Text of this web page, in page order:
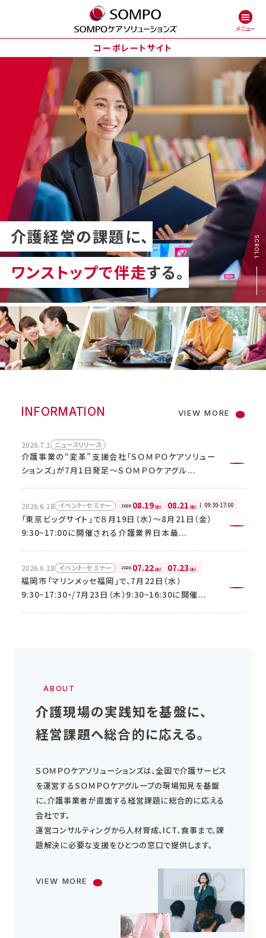
コーポレートサイト
会社情報
事業概要
ソリューション
導入事例
採用情報
受付時間 9:00-18:00（土・日・祝日・年末年始を除
0120-93-6707
メールでのお問い合わせ
介護経営の課題に、
ワンストップで伴走する。
SCROLL
INFORMATION VIEW MORE
2026.7.1 ニュースリリース
介護事業の“変革”支援会社「ＳＯＭＰＯケアソリュー
ションズ」が7月1日発足～ＳＯＭＰＯケアグル...
2026.6.18 イベント・セミナー 2026 08.19（水） 08.21 （金） 09:30-17:00
「東京ビッグサイト」で８月19日（水）～8月21日（金）
9:30~17:00に開催される介護業界日本最...
2026.6.18 イベント・セミナー 2026 07.22（水） 07.23 （木）
福岡市「マリンメッセ福岡」で、7月22日（水）
9:30~17:30・/7月23日（木）9:30~16:30に開催...
ABOUT
介護現場の実践知を基盤に、
経営課題へ総合的に応える。
ＳＯＭＰＯケアソリューションズは、全国で介護サービス
を運営するＳＯＭＰＯケアグループの現場知見を基盤
に、介護事業者が直面する経営課題に総合的に応える
会社です。
運営コンサルティングから人材育成、ICT、食事まで、課
題解決に必要な支援をひとつの窓口で提供します。
VIEW MORE